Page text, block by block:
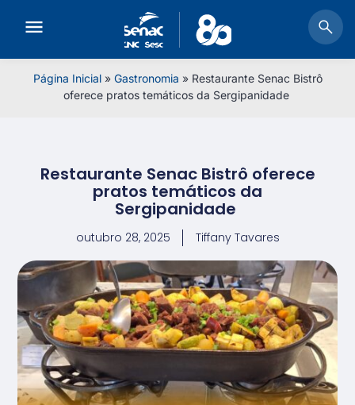
Página Inicial» Gastronomia » Restaurante Senac Bistrô
oferece pratos temáticos da Sergipanidade
Restaurante Senac Bistrô oferece
pratos temáticos da
Sergipanidade
outubro 28, 2025 Tiffany Tavares